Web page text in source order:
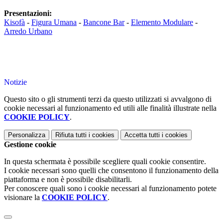
Presentazioni:
Kisofà - Figura Umana - Bancone Bar- Elemento Modulare -
Arredo Urbano
Notizie
Questo sito o gli strumenti terzi da questo utilizzati si avvalgono di
cookie necessari al funzionamento ed utili alle finalità illustrate nella
COOKIE POLICY.
Personalizza Rifiuta tutti i cookies Accetta tutti i cookies
Gestione cookie
In questa schermata è possibile scegliere quali cookie consentire.
I cookie necessari sono quelli che consentono il funzionamento della
piattaforma e non è possibile disabilitarli.
Per conoscere quali sono i cookie necessari al funzionamento potete
visionare la COOKIE POLICY.